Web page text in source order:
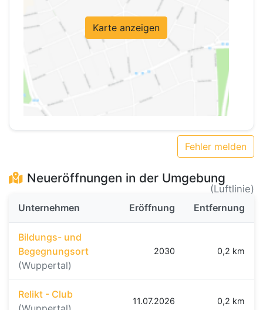
Karte anzeigen
Fehler melden
Neueröffnungen in der Umgebung
(Luftlinie)
Unternehmen
Eröffnung Entfernung
Bildungs- und
Begegnungsort
(Wuppertal)
2030 0,2 km
Relikt - Club
11.07.2026 0,2 km